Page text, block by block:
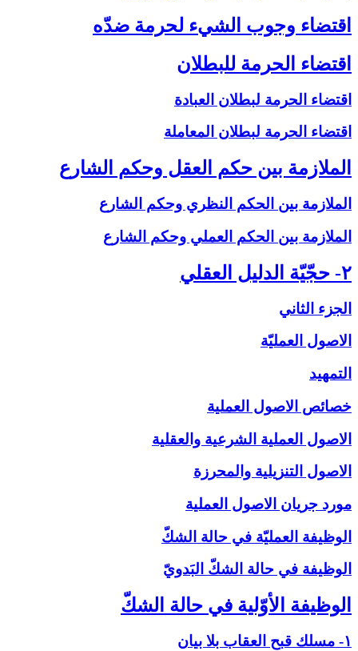
اقتضاء وجوب الشي‏ء لحرمة ضدّه‏
اقتضاء الحرمة للبطلان‏
اقتضاء الحرمة لبطلان العبادة
اقتضاء الحرمة لبطلان المعاملة
الملازمة بين حكم العقل وحكم الشارع‏
الملازمة بين الحكم النظري وحكم الشارع
الملازمة بين الحكم العملي وحكم الشارع
۲- حجّيّة الدليل العقلي‏
الجزء الثاني
الاصول العمليّة
التمهيد
خصائص الاصول العملية
الاصول العملية الشرعية والعقلية
الاصول التنزيلية والمحرزة
مورد جريان الاصول العملية
الوظيفة العمليّة في حالة الشكّ‏
الوظيفة في حالة الشكّ البَدويّ
الوظيفة الأوّلية في حالة الشكّ‏
۱- مسلك قبح العقاب بلا بيان